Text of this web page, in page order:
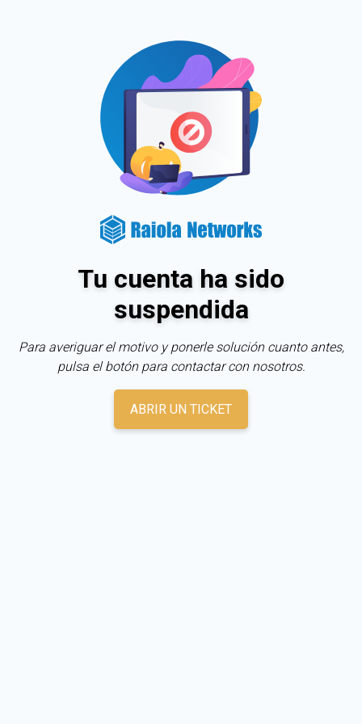
Tu cuenta ha sido
suspendida
Para averiguar el motivo y ponerle solución cuanto antes,
pulsa el botón para contactar con nosotros.
ABRIR UN TICKET